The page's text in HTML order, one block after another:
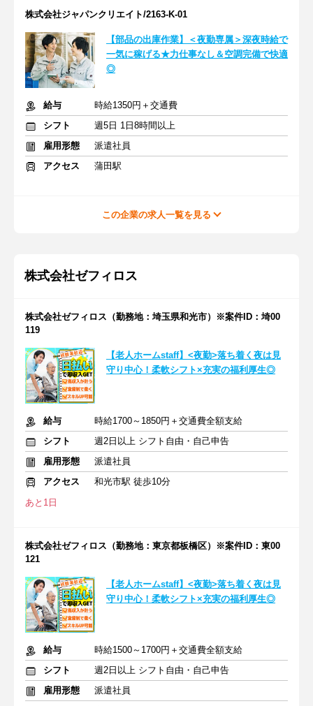
株式会社ジャパンクリエイト/2163-K-01
【部品の出庫作業】＜夜勤専属＞深夜時給で
一気に稼げる★力仕事なし＆空調完備で快適
◎
給与
時給1350円＋交通費
シフト
週5日 1日8時間以上
雇用形態
派遣社員
アクセス
蒲田駅
この企業の求人一覧を見る
株式会社ゼフィロス
株式会社ゼフィロス（勤務地：埼玉県和光市）※案件ID：埼00
119
【老人ホームstaff】<夜勤>落ち着く夜は見
守り中心！柔軟シフト×充実の福利厚生◎
給与
時給1700～1850円＋交通費全額支給
シフト
週2日以上 シフト自由・自己申告
雇用形態
派遣社員
アクセス
和光市駅 徒歩10分
あと1日
株式会社ゼフィロス（勤務地：東京都板橋区）※案件ID：東00
121
【老人ホームstaff】<夜勤>落ち着く夜は見
守り中心！柔軟シフト×充実の福利厚生◎
給与
時給1500～1700円＋交通費全額支給
シフト
週2日以上 シフト自由・自己申告
雇用形態
派遣社員